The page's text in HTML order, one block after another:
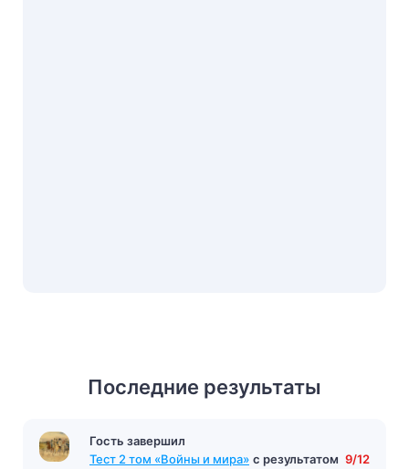
Последние результаты
Гость завершил
Тест 2 том «Войны и мира» с результатом 9/12